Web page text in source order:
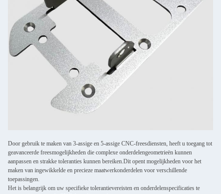
Door gebruik te maken van 3-assige en 5-assige CNC-freesdiensten, heeft u toegang tot
geavanceerde freesmogelijkheden die complexe onderdelengeometrieën kunnen
aanpassen en strakke toleranties kunnen bereiken.Dit opent mogelijkheden voor het
maken van ingewikkelde en precieze maatwerkonderdelen voor verschillende
toepassingen.
Het is belangrijk om uw specifieke tolerantievereisten en onderdelenspecificaties te